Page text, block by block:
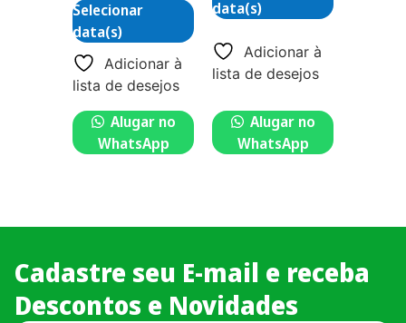
Selecionar
data(s)
Adicionar à
lista de desejos
Alugar no
WhatsApp
data(s)
Adicionar à
lista de desejos
Alugar no
WhatsApp
Cadastre seu E-mail e receba
Descontos e Novidades